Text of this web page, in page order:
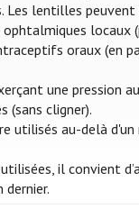
lentilles
oraux (en
une pression
(sans cligner).
utilisés au-delà
il convient